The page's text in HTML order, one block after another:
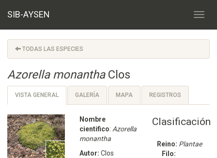
SIB-AYSEN
TODAS LAS ESPECIES
Azorella monanthaClos
VISTA GENERAL GALERÍA MAPA REGISTROS
Nombre
cientifico: Azorella
monantha
Autor: Clos
Clasificación
Reino: Plantae
Filo: